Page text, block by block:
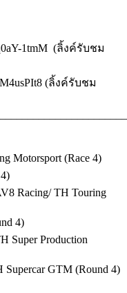
1tmM (ลิ้งค์รับชม
(ลิ้งค์รับชม
Motorsport (Race 4)
Racing/ TH Touring
4)
Super Production
Supercar GTM (Round 4)